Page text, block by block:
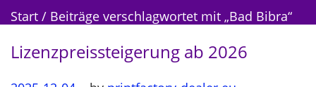
n
v
c
n
Start / Beiträge verschlagwortet mit „Bad Bibra“
Lizenzpreissteigerung ab 2026